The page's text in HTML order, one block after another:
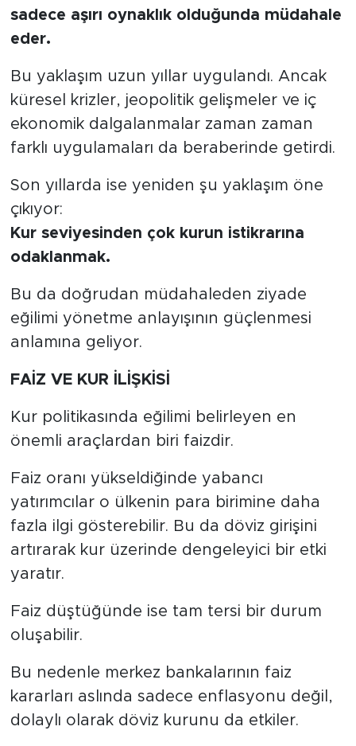
sadece aşırı oynaklık olduğunda müdahale
eder.
Bu yaklaşım uzun yıllar uygulandı. Ancak
küresel krizler, jeopolitik gelişmeler ve iç
ekonomik dalgalanmalar zaman zaman
farklı uygulamaları da beraberinde getirdi.
Son yıllarda ise yeniden şu yaklaşım öne
çıkıyor:
Kur seviyesinden çok kurun istikrarına
odaklanmak.
Bu da doğrudan müdahaleden ziyade
eğilimi yönetme anlayışının güçlenmesi
anlamına geliyor.
FAİZ VE KUR İLİŞKİSİ
Kur politikasında eğilimi belirleyen en
önemli araçlardan biri faizdir.
Faiz oranı yükseldiğinde yabancı
yatırımcılar o ülkenin para birimine daha
fazla ilgi gösterebilir. Bu da döviz girişini
artırarak kur üzerinde dengeleyici bir etki
yaratır.
Faiz düştüğünde ise tam tersi bir durum
oluşabilir.
Bu nedenle merkez bankalarının faiz
kararları aslında sadece enflasyonu değil,
dolaylı olarak döviz kurunu da etkiler.